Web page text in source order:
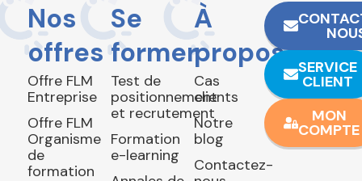
Nos
offres
Offre FLM
Entreprise
Offre FLM
Organisme
de
formation
Se
former
Test de
positionnement
et recrutement
Formation
e-learning
À
propos
Cas
clients
Notre
blog
Contactez-
SERVICE
CLIENT
MON
COMPTE